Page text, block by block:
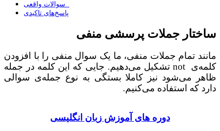
پاسخ‌های تاکیدی
ساختار جملات پرسشی منفی
مانند تمام جملات منفی، ما یک سوال منفی را با افزودن
کلمه‌یnot تشکیل می‌دهیم. جایی که این کلمه در جمله
ظاهر می‌شود نیز کاملا بستگی به نوع جمله‌ی سوالی
دارد که استفاده می‌کنیم.
دوره های آموزش زبان انگلیسی